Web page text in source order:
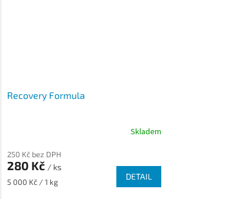
Recovery Formula
Skladem
250 Kč bez DPH
280 Kč / ks
Měrná
5 000 Kč / 1 kg
DETAIL